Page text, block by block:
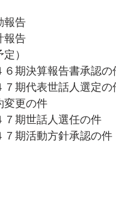
報告
報告
）
期決算報告書承認
期代表世話人選定
更の件
期世話人選任の件
期活動方針承認の件